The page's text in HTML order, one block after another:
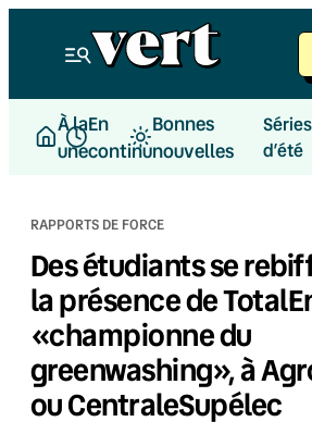
À la
une
En
continu
Bonnes
nouvelles
Séries
d’été
RAPPORTS DE FORCE
Des étudiants se
la présence de
«championne du
greenwashing», à
ou CentraleSupélec